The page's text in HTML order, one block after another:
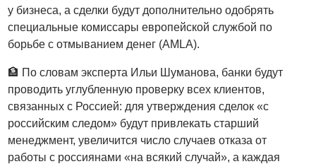
у бизнеса, а сделки будут дополнительно одобрять
специальные комиссары европейской службой по
борьбе с отмыванием денег (AMLA).
🏦 По словам эксперта Ильи Шуманова, банки будут
проводить углубленную проверку всех клиентов,
связанных с Россией: для утверждения сделок «с
российским следом» будут привлекать старший
менеджмент, увеличится число случаев отказа от
работы с россиянами «на всякий случай», а каждая